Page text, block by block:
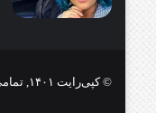
© کپی‌رایت ۱۴۰۱, تمامی حقوق وب سایت متعلق به کاشمر سلام می باشد |